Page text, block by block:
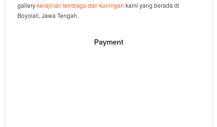
gallerykerajinan tembaga dan kuningan kami yang berada di
Boyolali, Jawa Tengah.
Payment